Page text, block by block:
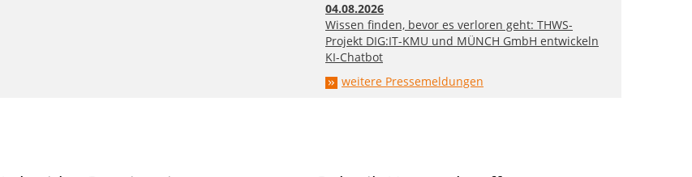
04.08.2026
Wissen finden, bevor es verloren geht: THWS-
Projekt DIG:IT-KMU und MÜNCH GmbH entwickeln
KI-Chatbot
weitere Pressemeldungen